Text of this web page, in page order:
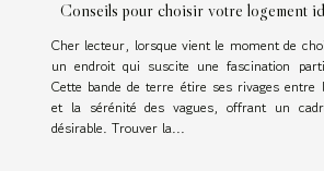
Conseils pour choisir votre logement
Cher lecteur, lorsque vient le moment de
un endroit qui suscite une fascination
Cette bande de terre étire ses rivages entre
et la sérénité des vagues, offrant un
désirable. Trouver la...